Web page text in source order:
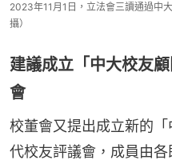
2023年11月1日，立法會三讀通過中
攝）
建議成立「中大校友
會
校董會又提出成立新的
代校友評議會，成員由